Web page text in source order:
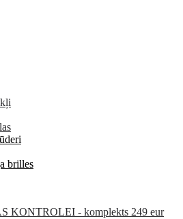
brilles
KONTROLEI - komplekts 249 eur